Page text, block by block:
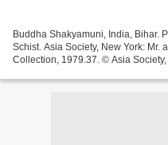
Buddha Shakyamuni, India, Bihar.
Schist. Asia Society, New York: Mr.
Collection, 1979.37. © Asia